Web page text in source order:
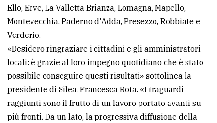
PRIVACY
Cookie
policy
Ello, Erve, La Valletta Brianza, Lomagna, Mapello,
Montevecchia, Paderno d'Adda, Presezzo, Robbiate e
Verderio.
«Desidero ringraziare i cittadini e gli amministratori
locali: è grazie al loro impegno quotidiano che è stato
possibile conseguire questi risultati» sottolinea la
presidente di Silea, Francesca Rota. «I traguardi
raggiunti sono il frutto di un lavoro portato avanti su
più fronti. Da un lato, la progressiva diffusione della